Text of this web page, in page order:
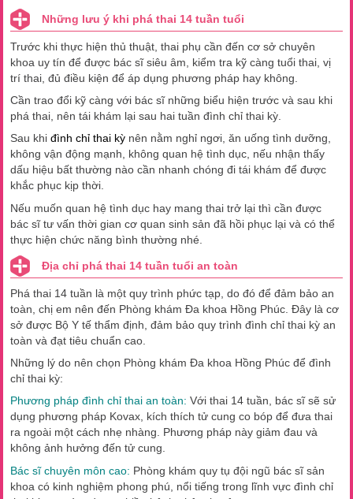
Những lưu ý khi phá thai 14 tuần tuổi
Trước khi thực hiện thủ thuật, thai phụ cần đến cơ sở chuyên
khoa uy tín để được bác sĩ siêu âm, kiểm tra kỹ càng tuổi thai, vị
trí thai, đủ điều kiện để áp dụng phương pháp hay không.
Cần trao đổi kỹ càng với bác sĩ những biểu hiện trước và sau khi
phá thai, nên tái khám lại sau hai tuần đình chỉ thai kỳ.
Sau khiđình chỉ thai kỳ nên nằm nghỉ ngơi, ăn uống tình dưỡng,
không vận động mạnh, không quan hệ tình dục, nếu nhận thấy
dấu hiệu bất thường nào cần nhanh chóng đi tái khám để được
khắc phục kịp thời.
Nếu muốn quan hệ tình dục hay mang thai trở lại thì cần được
bác sĩ tư vấn thời gian cơ quan sinh sản đã hồi phục lại và có thể
thực hiện chức năng bình thường nhé.
Địa chỉ phá thai 14 tuần tuổi an toàn
Phá thai 14 tuần là một quy trình phức tạp, do đó để đảm bảo an
toàn, chị em nên đến Phòng khám Đa khoa Hồng Phúc. Đây là cơ
sở được Bộ Y tế thẩm định, đảm bảo quy trình đình chỉ thai kỳ an
toàn và đạt tiêu chuẩn cao.
Những lý do nên chọn Phòng khám Đa khoa Hồng Phúc để đình
chỉ thai kỳ:
Phương pháp đình chỉ thai an toàn:Với thai 14 tuần, bác sĩ sẽ sử
dụng phương pháp Kovax, kích thích tử cung co bóp để đưa thai
ra ngoài một cách nhẹ nhàng. Phương pháp này giảm đau và
không ảnh hưởng đến tử cung.
Bác sĩ chuyên môn cao: Phòng khám quy tụ đội ngũ bác sĩ sản
khoa có kinh nghiệm phong phú, nổi tiếng trong lĩnh vực đình chỉ